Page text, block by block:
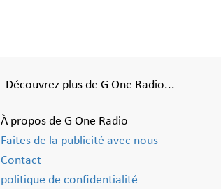
Découvrez plus de G One Radio...
À propos de G One Radio
Faites de la publicité avec nous
Contact
politique de confidentialité